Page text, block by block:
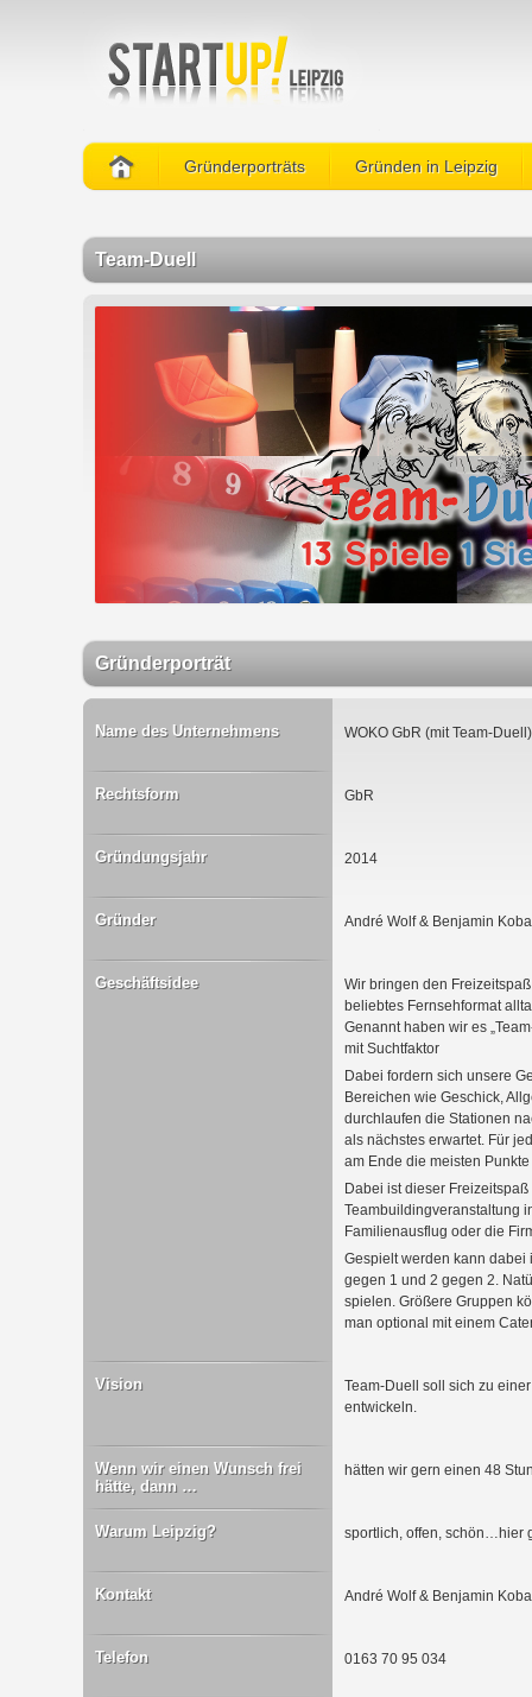
Gründerporträts Gründen in Leipzig
Team-Duell
Gründerporträt
Name des Unternehmens WOKO GbR (mit Team-Duell)
Rechtsform GbR
Gründungsjahr 2014
Gründer André Wolf & Benjamin
Geschäftsidee
Wir bringen den
beliebtes Fernsehformat
Genannt haben wir es
mit Suchtfaktor
Dabei fordern sich unsere
Bereichen wie Geschick,
durchlaufen die Stationen
als nächstes erwartet. Für
am Ende die meisten
Dabei ist dieser
Teambuildingveranstaltung
Familienausflug oder die
Gespielt werden kann
gegen 1 und 2 gegen 2.
spielen. Größere Gruppen
man optional mit einem
Vision
Team-Duell soll sich zu
entwickeln.
Wenn wir einen Wunsch frei
hätte, dann …
hätten wir gern einen 48
Warum Leipzig? sportlich, offen, schön…hier
Kontakt André Wolf & Benjamin
Telefon 0163 70 95 034